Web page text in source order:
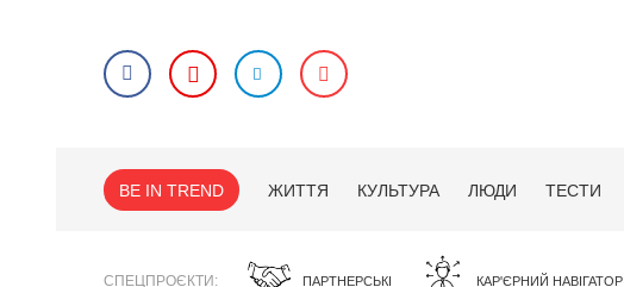
BE IN TREND ЖИТТЯ КУЛЬТУРА ЛЮДИ ТЕСТИ
СПЕЦПРОЄКТИ ПАРТНЕРСЬКІ КАР'ЄРНИЙ НАВІГАТОР